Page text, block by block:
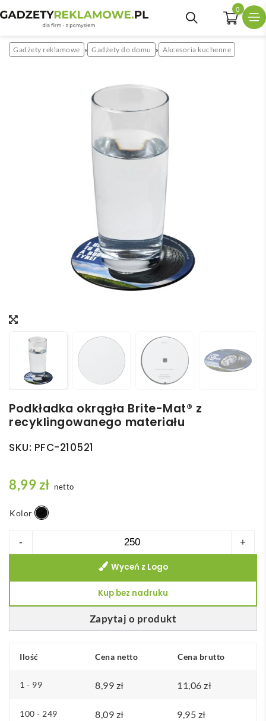
0
Gadżety reklamowe » Gadżety do domu » Akcesoria kuchenne
Podkładka okrągła Brite-Mat® z
recyklingowanego materiału
SKU: PFC-210521
8,99zł netto
Kolor
-
Podkładka
recyklingowanego
+
Zapytaj o produkt
Wyceń z Logo
Kup bez nadruku
Ilość Cena netto Cena brutto
1 - 99 8,99 zł 11,06 zł
100 - 249 8,09 zł 9,95 zł